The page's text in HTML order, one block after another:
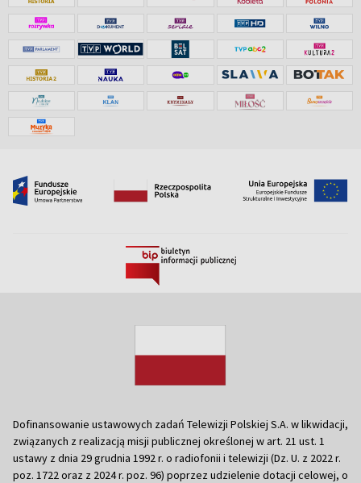
Dofinansowanie ustawowych zadań Telewizji Polskiej S.A. w likwidacji,
związanych z realizacją misji publicznej określonej w art. 21 ust. 1
ustawy z dnia 29 grudnia 1992 r. o radiofonii i telewizji (Dz. U. z 2022 r.
poz. 1722 oraz z 2024 r. poz. 96) poprzez udzielenie dotacji celowej, o